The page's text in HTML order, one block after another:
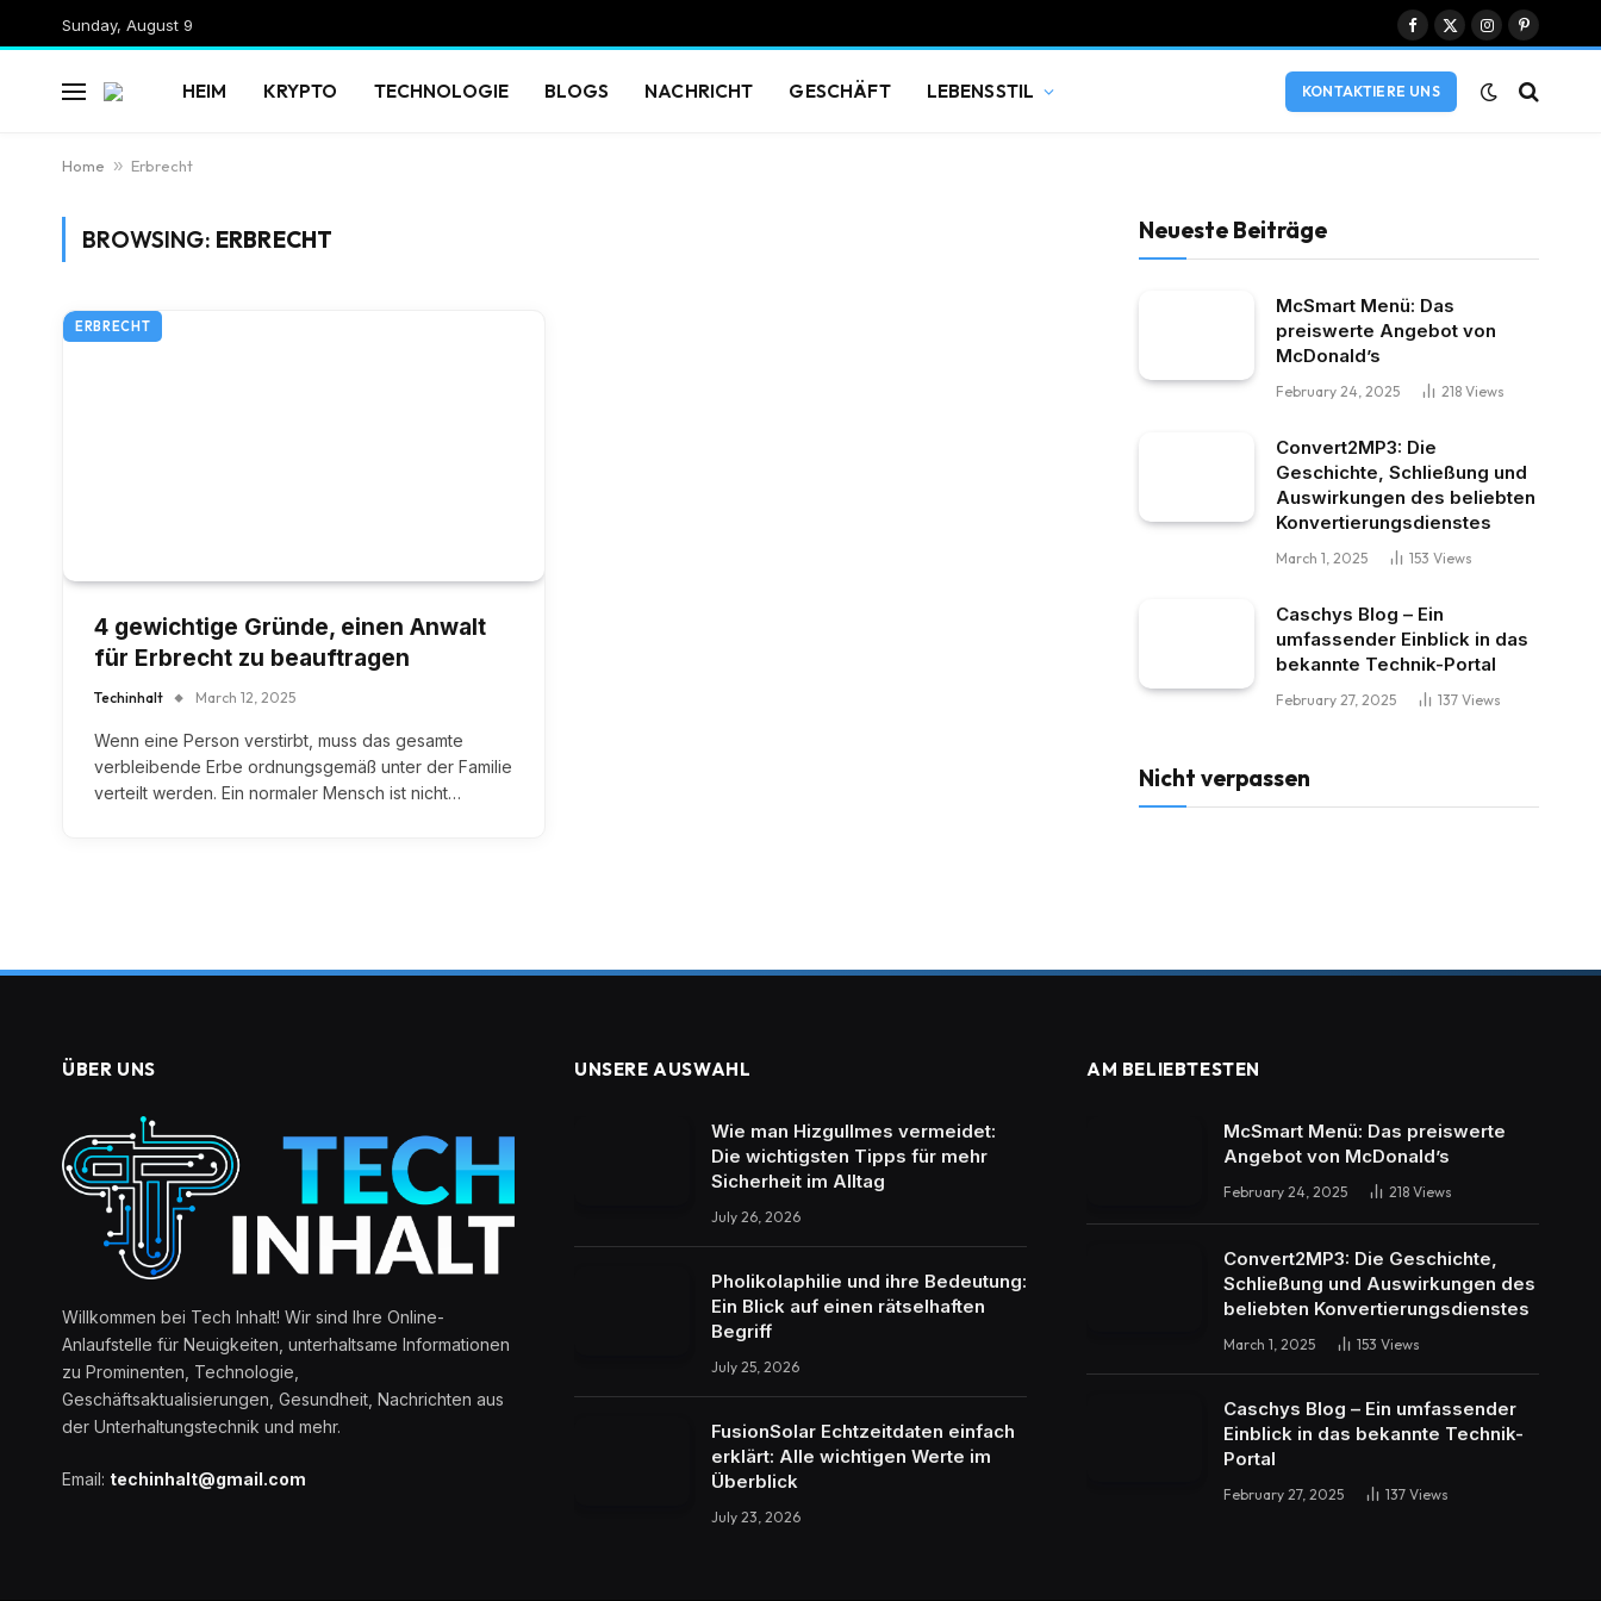
Sunday, August 9
Facebook
X
InstagramPinterest
HEIM KRYPTO TECHNOLOGIE BLOGS NACHRICHT GESCHÄFT LEBENSSTIL KONTAKTIERE UNS
Home » Erbrecht
BROWSING: ERBRECHT
ERBRECHT
4 gewichtige Gründe, einen Anwalt
für Erbrecht zu beauftragen
Techinhalt March 12, 2025
Wenn eine Person verstirbt, muss das gesamte
verbleibende Erbe ordnungsgemäß unter der Familie
verteilt werden. Ein normaler Mensch ist nicht…
Neueste Beiträge
McSmart Menü: Das
preiswerte Angebot von
McDonald’s
February 24, 2025 218 Views
Convert2MP3: Die
Geschichte, Schließung und
Auswirkungen des beliebten
Konvertierungsdienstes
March 1, 2025 153 Views
Caschys Blog – Ein
umfassender Einblick in das
bekannte Technik-Portal
February 27, 2025 137 Views
Nicht verpassen
ÜBER UNS
Willkommen bei Tech Inhalt! Wir sind Ihre Online-
Anlaufstelle für Neuigkeiten, unterhaltsame Informationen
zu Prominenten, Technologie,
Geschäftsaktualisierungen, Gesundheit, Nachrichten aus
der Unterhaltungstechnik und mehr.
Email: techinhalt@gmail.com
UNSERE AUSWAHL
Wie man Hizgullmes vermeidet:
Die wichtigsten Tipps für mehr
Sicherheit im Alltag
July 26, 2026
Pholikolaphilie und ihre Bedeutung:
Ein Blick auf einen rätselhaften
Begriff
July 25, 2026
FusionSolar Echtzeitdaten einfach
erklärt: Alle wichtigen Werte im
Überblick
July 23, 2026
AM BELIEBTESTEN
McSmart Menü: Das preiswerte
Angebot von McDonald’s
February 24, 2025 218 Views
Convert2MP3: Die Geschichte,
Schließung und Auswirkungen des
beliebten Konvertierungsdienstes
March 1, 2025 153 Views
Caschys Blog – Ein umfassender
Einblick in das bekannte Technik-
Portal
February 27, 2025 137 Views